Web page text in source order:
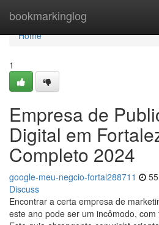
bookmarkinglog
Home
Home
1
Empresa de
Digital em
Completo 2024
google-meu-negcio-fortal288711
Discuss
Encontrar a certa empresa de
este ano pode ser um incômodo,